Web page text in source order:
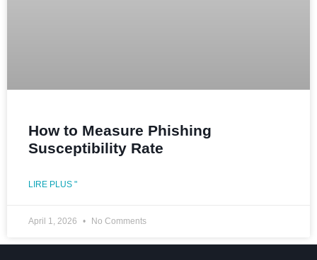
How to Measure Phishing
Susceptibility Rate
LIRE PLUS "
April 1, 2026 No Comments